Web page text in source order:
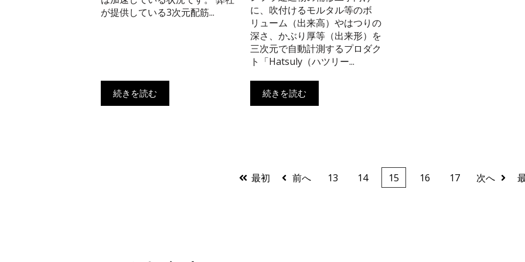
が提供している3次元配筋...
続きを読む
に、吹付けるモルタル等のボ
リューム（出来高）やはつりの
深さ、かぶり厚等（出来形）を
三次元で自動計測するプロダク
ト「Hatsuly（ハツリー...
続きを読む
最初 前へ 13 14 15 16 17 次へ